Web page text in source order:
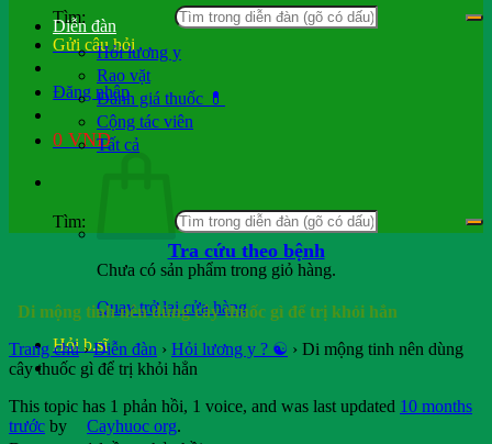
Tìm:
Gửi câu hỏi
Đăng nhập
0 VND
Chưa có sản phẩm trong giỏ hàng.
Quay trở lại cửa hàng
Hỏi b.sĩ
Diễn đàn
Hỏi lương y
Rao vặt
Đánh giá thuốc 💊
Cộng tác viên
Tất cả
Tìm:
Tra cứu theo bệnh
Di mộng tinh nên dùng cây thuốc gì để trị khỏi hẳn
Trang chủ › Diễn đàn › Hỏi lương y ? ☯️ › Di mộng tinh nên dùng
cây thuốc gì để trị khỏi hẳn
This topic has 1 phản hồi, 1 voice, and was last updated 10 months
trước by Cayhuoc org.